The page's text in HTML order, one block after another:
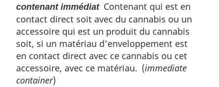
contenant immédiatContenant qui est en
contact direct soit avec du cannabis ou un
accessoire qui est un produit du cannabis
soit, si un matériau d’enveloppement est
en contact direct avec ce cannabis ou cet
accessoire, avec ce matériau. (immediate
container)